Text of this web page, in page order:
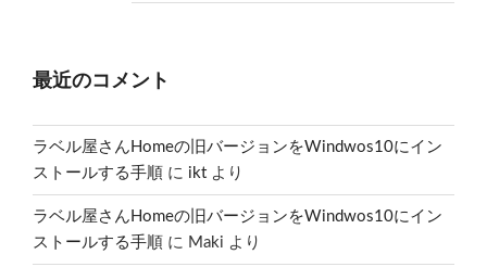
最近のコメント
ラベル屋さんHomeの旧バージョンをWindwos10にイン
ストールする手順 に ikt より
ラベル屋さんHomeの旧バージョンをWindwos10にイン
ストールする手順 に Maki より